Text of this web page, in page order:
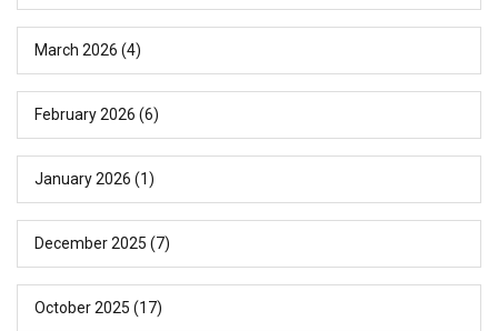
March 2026 (4)
February 2026 (6)
January 2026 (1)
December 2025 (7)
October 2025 (17)